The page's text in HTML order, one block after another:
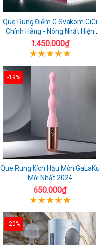
Que Rung Điểm G Svakom CiCi
Chính Hãng - Nóng Nhất Hiện
Nay
1.450.000₫
-19%
Que Rung Kích Hậu Môn GaLaKu
Mới Nhất 2024
650.000₫
-20%